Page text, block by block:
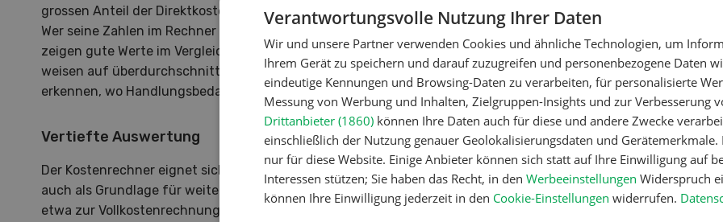
grossen Anteil der Direktkosten ausmachen», heisst es in der Mitteilung des SMP.
Wer seine Zahlen im Rechner eingibt, erhält eine Übersicht: grün markierte Felder
zeigen gute Werte im Vergleich zur gewählten Referenzgruppe, rote Felder
weisen auf überdurchschnittliche Kosten hin. So lässt sich auf einen Blick
erkennen, wo Handlungsbedarf besteht.
Vertiefte Auswertung
Der Kostenrechner eignet sich nicht nur für eine erste Einschätzung, sondern
auch als Grundlage für weiterführende Beratungen. Für vertiefte Auswertungen,
etwa zur Vollkostenrechnung oder zur betriebsspezifischen Optimierung,
Meistgelesene
Nutztiere
von A-
Verantwortungsvolle Nutzung Ihrer Daten
Wir und unsere Partner verwenden Cookies und ähnliche Technologien, um
Ihrem Gerät zu speichern und darauf zuzugreifen und personenbezogene Daten
eindeutige Kennungen und Browsing-Daten zu verarbeiten, für personalisierte
Messung von Werbung und Inhalten, Zielgruppen-Insights und zur Verbesserung
Drittanbieter (1860) können Ihre Daten auch für diese und andere Zwecke
einschließlich der Nutzung genauer Geolokalisierungsdaten und
nur für diese Website. Einige Anbieter können sich statt auf Ihre Einwilligung auf
Interessen stützen; Sie haben das Recht, in den Werbeeinstellungen Widerspruch
können Ihre Einwilligung jederzeit in den Cookie-Einstellungen widerrufen.